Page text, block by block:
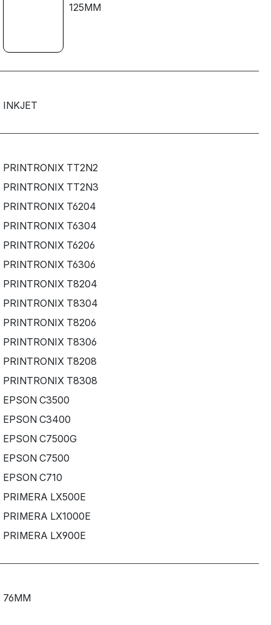
125MM
INKJET
PRINTRONIX TT2N2
PRINTRONIX TT2N3
PRINTRONIX T6204
PRINTRONIX T6304
PRINTRONIX T6206
PRINTRONIX T6306
PRINTRONIX T8204
PRINTRONIX T8304
PRINTRONIX T8206
PRINTRONIX T8306
PRINTRONIX T8208
PRINTRONIX T8308
EPSON C3500
EPSON C3400
EPSON C7500G
EPSON C7500
EPSON C710
PRIMERA LX500E
PRIMERA LX1000E
PRIMERA LX900E
76MM